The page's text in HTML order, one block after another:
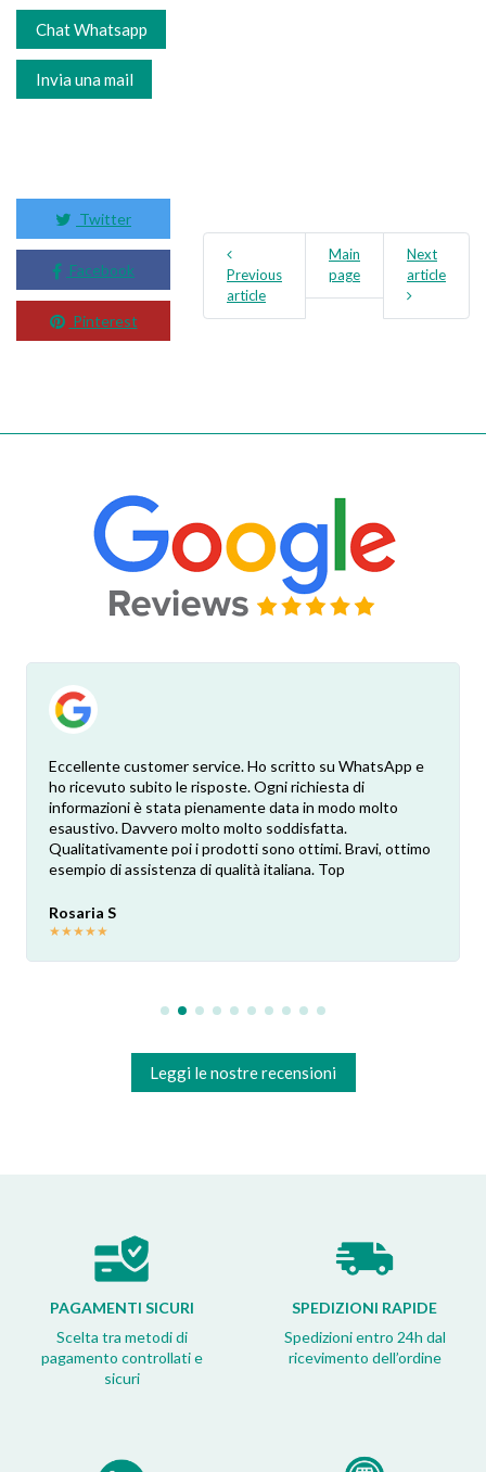
Chat Whatsapp
Invia una mail
Twitter
Facebook
Pinterest
Previous
article
Main
page
Next
article
Eccellente customer service. Ho scritto su WhatsApp e
ho ricevuto subito le risposte. Ogni richiesta di
informazioni è stata pienamente data in modo molto
esaustivo. Davvero molto molto soddisfatta.
Qualitativamente poi i prodotti sono ottimi. Bravi, ottimo
esempio di assistenza di qualità italiana. Top
Rosaria S
★★★★★
Leggi le nostre recensioni
PAGAMENTI SICURI
Scelta tra metodi di
pagamento controllati e
sicuri
SPEDIZIONI RAPIDE
Spedizioni entro 24h dal
ricevimento dell’ordine